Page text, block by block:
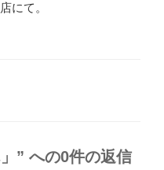
にて。
” への0件の返信